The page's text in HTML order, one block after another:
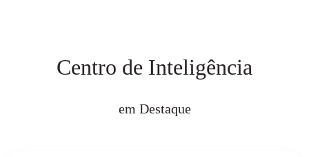
Centro de Inteligência
em Destaque